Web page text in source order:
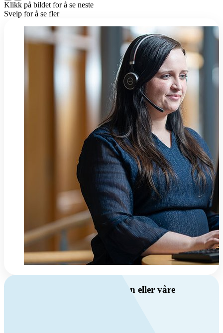
Klikk på bildet for å se neste
Sveip for å se fler
Har du spørsmål om ventilasjon eller våre